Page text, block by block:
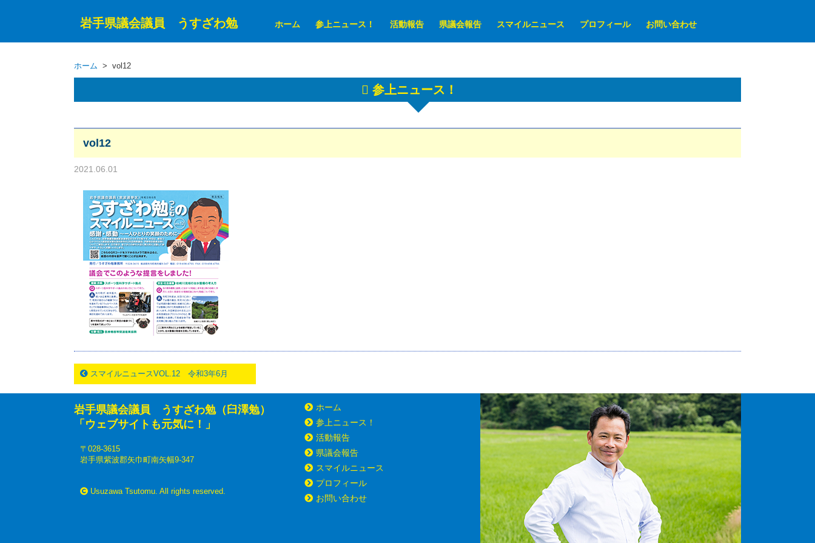
岩手県議会議員 うすざわ勉 ホーム 参上ニュース！ 活動報告 県議会報告 スマイルニュース プロフィール お問い合わせ
ホーム > vol12
参上ニュース！
vol12
2021.06.01
スマイルニュースVOL.12 令和3年6月
岩手県議会議員 うすざわ勉（臼澤勉）
「ウェブサイトも元気に！」
〒028-3615
岩手県紫波郡矢巾町南矢幅9-347
Usuzawa Tsutomu. All rights reserved.
ホーム
参上ニュース！
活動報告
県議会報告
スマイルニュース
プロフィール
お問い合わせ